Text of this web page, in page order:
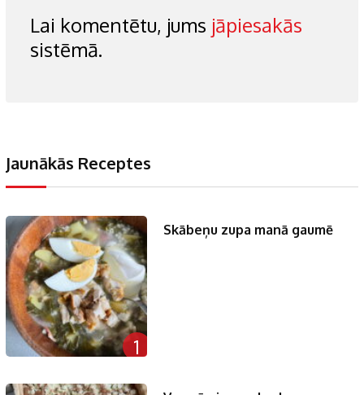
Lai komentētu, jums jāpiesakās
sistēmā.
Jaunākās Receptes
1
Skābeņu zupa manā gaumē